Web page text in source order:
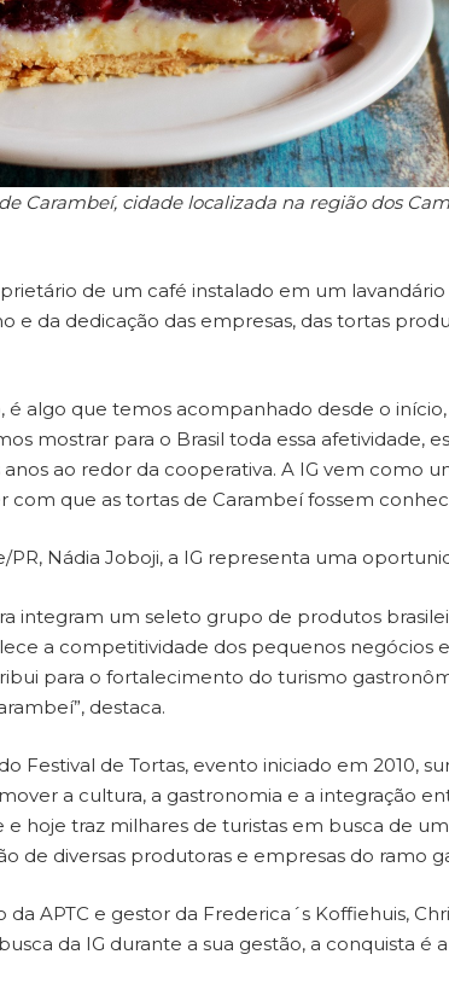
Carambeí, cidade localizada na região dos
de um café instalado em um
e da dedicação das empresas, das tortas
é algo que temos acompanhado desde o
mostrar para o Brasil toda essa afetividade,
ao redor da cooperativa. A IG vem como
com que as tortas de Carambeí fossem
PR, Nádia Joboji, a IG representa uma
integram um seleto grupo de produtos
a competitividade dos pequenos negócios
para o fortalecimento do turismo
destaca.
Festival de Tortas, evento iniciado em 2010,
a cultura, a gastronomia e a integração
e hoje traz milhares de turistas em busca de
de diversas produtoras e empresas do ramo
APTC e gestor da Frederica´s Koffiehuis,
da IG durante a sua gestão, a conquista é